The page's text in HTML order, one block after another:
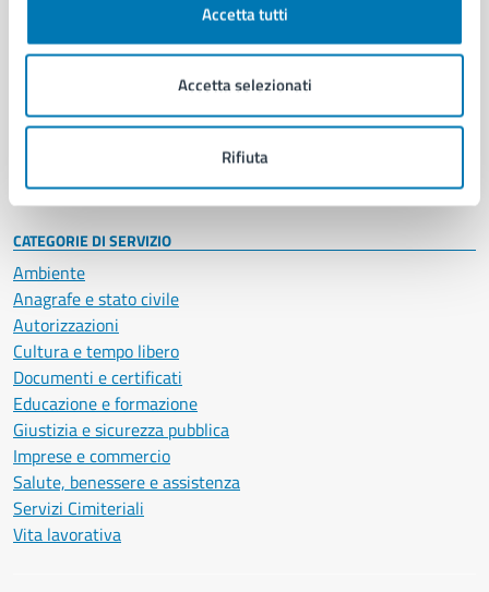
Accetta tutti
Accetta selezionati
Rifiuta
Enti e fondazioni
Personale amministrativo
Intranet, posta aziendale e protocollo
CATEGORIE DI SERVIZIO
Ambiente
Anagrafe e stato civile
Autorizzazioni
Cultura e tempo libero
Documenti e certificati
Educazione e formazione
Giustizia e sicurezza pubblica
Imprese e commercio
Salute, benessere e assistenza
Servizi Cimiteriali
Vita lavorativa